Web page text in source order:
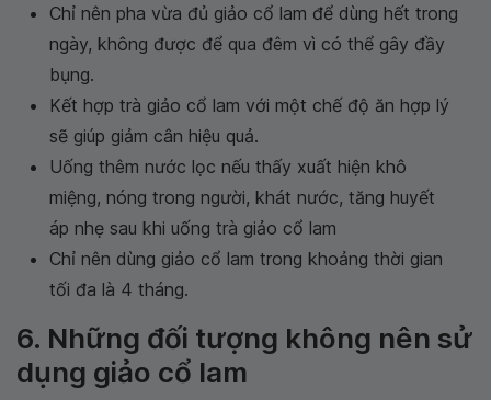
Chỉ nên pha vừa đủ giảo cổ lam để dùng hết trong
ngày, không được để qua đêm vì có thể gây đầy
bụng.
Kết hợp trà giảo cổ lam với một chế độ ăn hợp lý
sẽ giúp giảm cân hiệu quả.
Uống thêm nước lọc nếu thấy xuất hiện khô
miệng, nóng trong người, khát nước, tăng huyết
áp nhẹ sau khi uống trà giảo cổ lam
Chỉ nên dùng giảo cổ lam trong khoảng thời gian
tối đa là 4 tháng.
6. Những đối tượng không nên sử
dụng giảo cổ lam